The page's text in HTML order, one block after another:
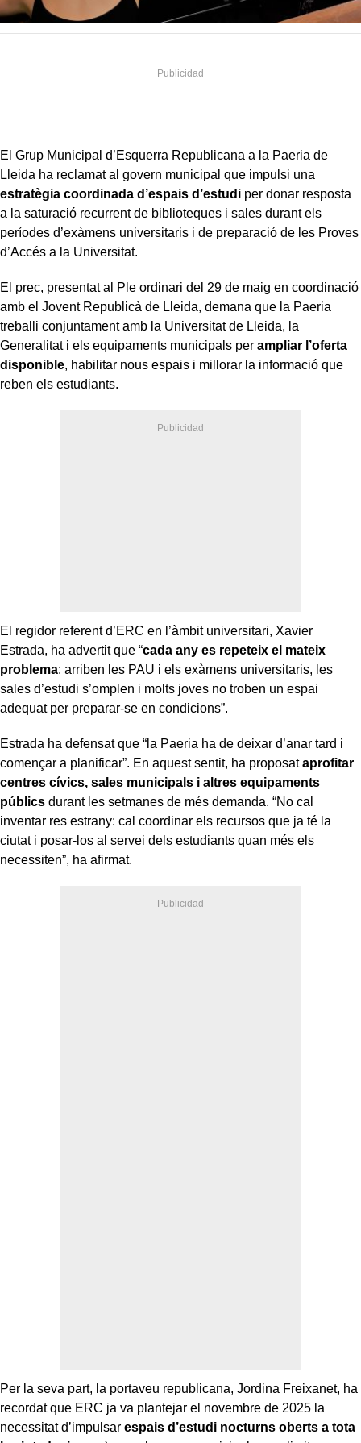
El Grup Municipal d’Esquerra Republicana a la Paeria de
Lleida ha reclamat al govern municipal que impulsi una
estratègia coordinada d’espais d’estudi per donar resposta
a la saturació recurrent de biblioteques i sales durant els
períodes d’exàmens universitaris i de preparació de les Proves
d’Accés a la Universitat.
El prec, presentat al Ple ordinari del 29 de maig en coordinació
amb el Jovent Republicà de Lleida, demana que la Paeria
treballi conjuntament amb la Universitat de Lleida, la
Generalitat i els equipaments municipals per ampliar l’oferta
disponible, habilitar nous espais i millorar la informació que
reben els estudiants.
El regidor referent d’ERC en l’àmbit universitari, Xavier
Estrada, ha advertit que “cada any es repeteix el mateix
problema: arriben les PAU i els exàmens universitaris, les
sales d’estudi s’omplen i molts joves no troben un espai
adequat per preparar-se en condicions”.
Estrada ha defensat que “la Paeria ha de deixar d’anar tard i
començar a planificar”. En aquest sentit, ha proposataprofitar
centres cívics, sales municipals i altres equipaments
públics durant les setmanes de més demanda. “No cal
inventar res estrany: cal coordinar els recursos que ja té la
ciutat i posar-los al servei dels estudiants quan més els
necessiten”, ha afirmat.
Per la seva part, la portaveu republicana, Jordina Freixanet, ha
recordat que ERC ja va plantejar el novembre de 2025 la
necessitat d’impulsar espais d’estudi nocturns oberts a tota